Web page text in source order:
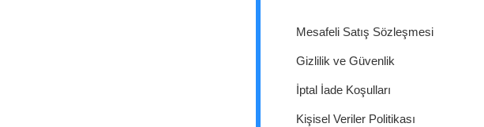
Mesafeli Satış Sözleşmesi
Gizlilik ve Güvenlik
İptal İade Koşulları
Kişisel Veriler Politikası